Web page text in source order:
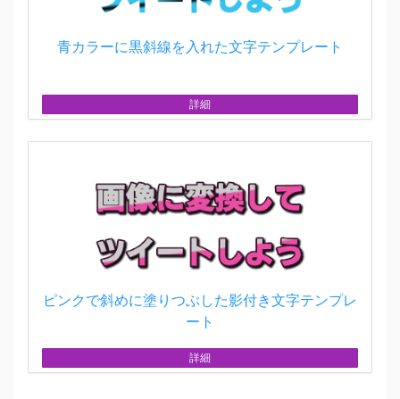
青カラーに黒斜線を入れた文字テンプレート
詳細
ピンクで斜めに塗りつぶした影付き文字テンプレ
ート
詳細